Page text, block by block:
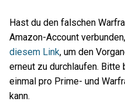
Hast du den falschen
Amazon-Account
diesem Link, um den
erneut zu durchlaufen. Bitte
einmal pro Prime- und
kann.